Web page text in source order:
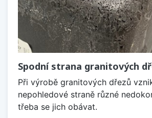
Spodní strana granitových
Při výrobě granitových dřezů
nepohledové straně různé
třeba se jich obávat.